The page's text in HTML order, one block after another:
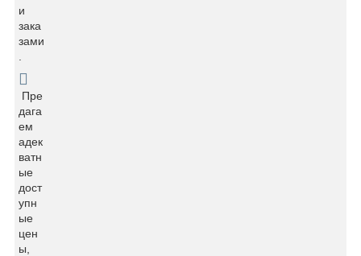
и
зака
зами
Пре
дага
ем
адек
ватн
ые
дост
упн
ые
цен
ы,